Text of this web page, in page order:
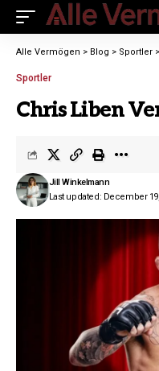
Alle Vermögen > Blog > Sportler >
Sportler
Chris Liben
Last updated: December
Jill Winkelmann